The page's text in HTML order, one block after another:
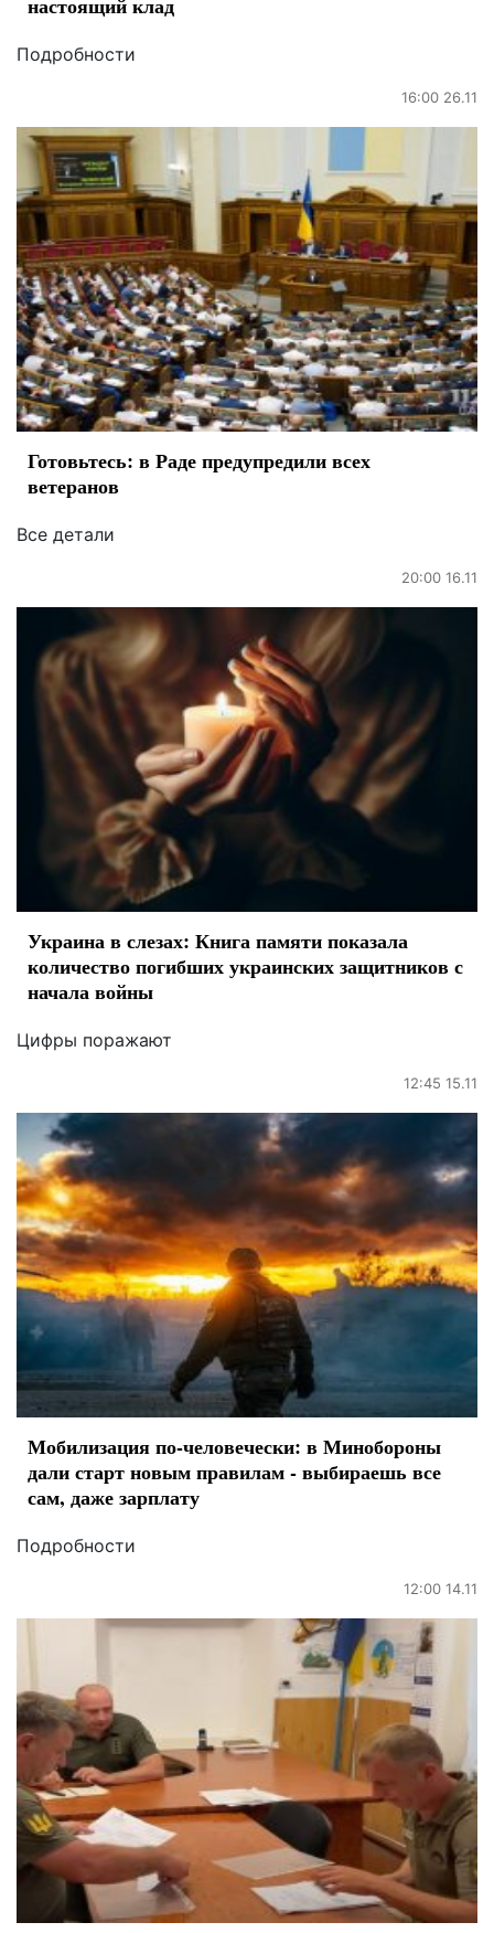
настоящий клад
Подробности
16:00 26.11
Готовьтесь: в Раде предупредили всех
ветеранов
Все детали
20:00 16.11
Украина в слезах: Книга памяти показала
количество погибших украинских защитников с
начала войны
Цифры поражают
12:45 15.11
Мобилизация по-человечески: в Минобороны
дали старт новым правилам - выбираешь все
сам, даже зарплату
Подробности
12:00 14.11